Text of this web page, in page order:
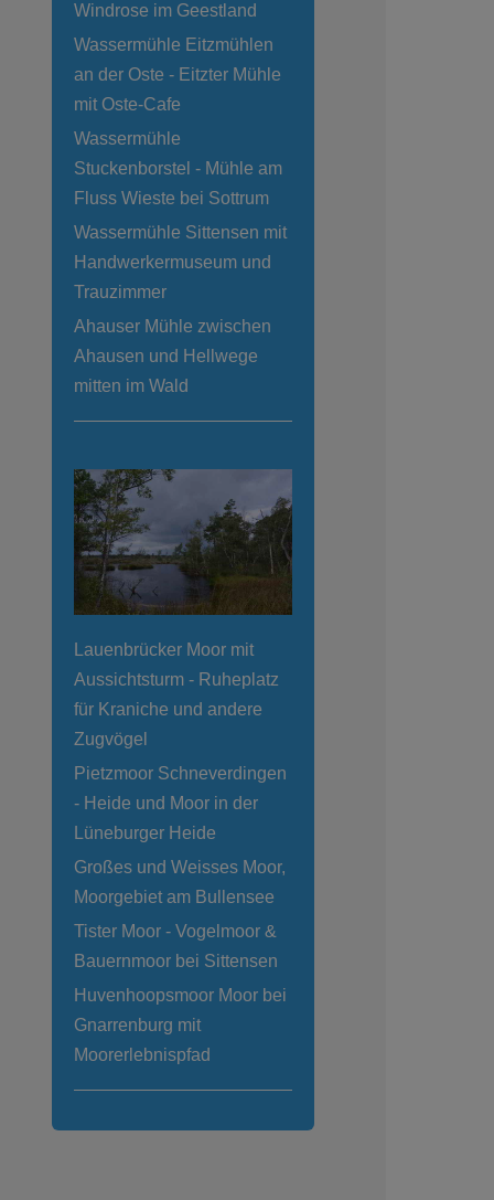
Windrose im Geestland
Wassermühle Eitzmühlen
an der Oste - Eitzter Mühle
mit Oste-Cafe
Wassermühle
Stuckenborstel - Mühle am
Fluss Wieste bei Sottrum
Wassermühle Sittensen mit
Handwerkermuseum und
Trauzimmer
Ahauser Mühle zwischen
Ahausen und Hellwege
mitten im Wald
Lauenbrücker Moor mit
Aussichtsturm - Ruheplatz
für Kraniche und andere
Zugvögel
Pietzmoor Schneverdingen
- Heide und Moor in der
Lüneburger Heide
Großes und Weisses Moor,
Moorgebiet am Bullensee
Tister Moor - Vogelmoor &
Bauernmoor bei Sittensen
Huvenhoopsmoor Moor bei
Gnarrenburg mit
Moorerlebnispfad